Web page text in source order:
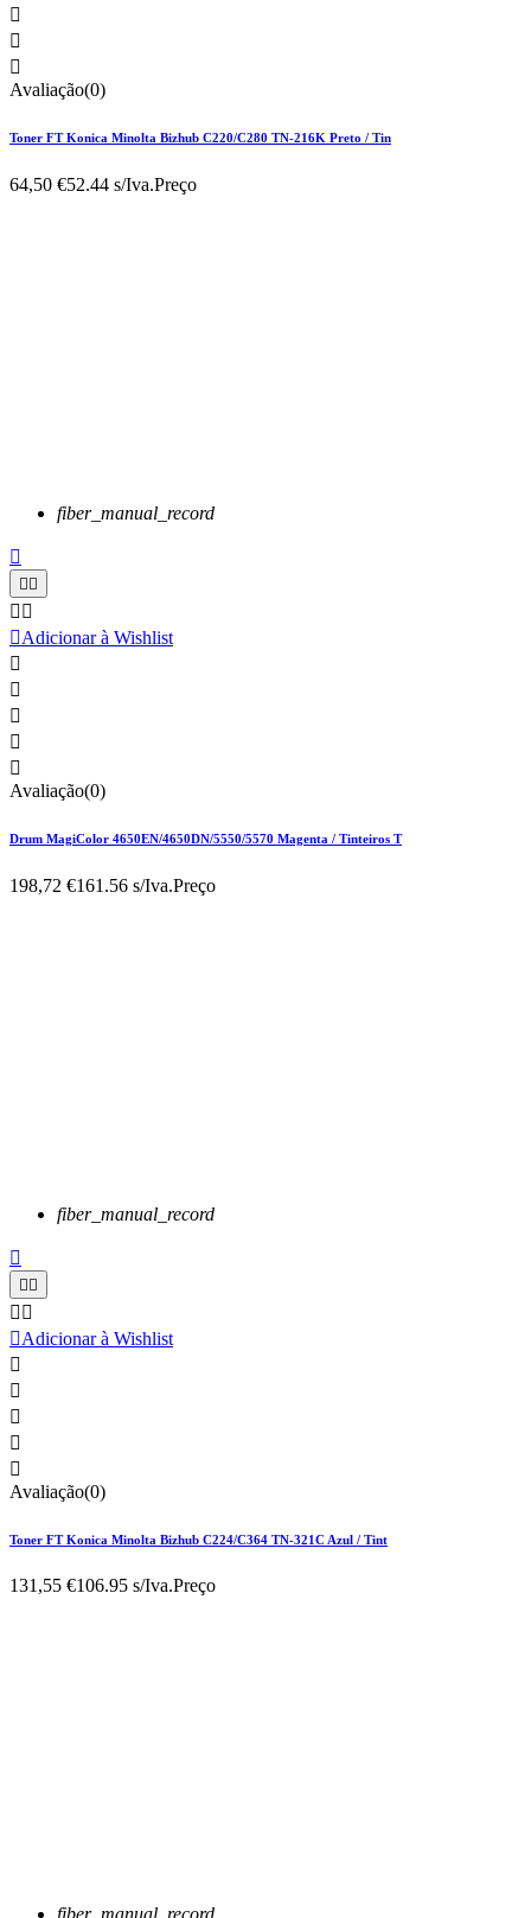



Avaliação(0)
Toner FT Konica Minolta Bizhub C220/C280 TN-216K Preto / Tin
64,50 €52.44 s/Iva.Preço
fiber_manual_record


 
Adicionar à Wishlist





Avaliação(0)
Drum MagiColor 4650EN/4650DN/5550/5570 Magenta / Tinteiros T
198,72 €161.56 s/Iva.Preço
fiber_manual_record


 
Adicionar à Wishlist





Avaliação(0)
Toner FT Konica Minolta Bizhub C224/C364 TN-321C Azul / Tint
131,55 €106.95 s/Iva.Preço